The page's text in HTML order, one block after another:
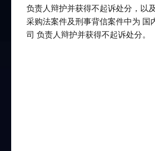
负责人辩护并获得不起诉处分，以
采购法案件及刑事背信案件中为 国
司 负责人辩护并获得不起诉处分。